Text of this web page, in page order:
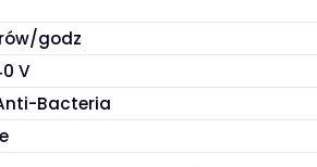
godz
V
Bacteria